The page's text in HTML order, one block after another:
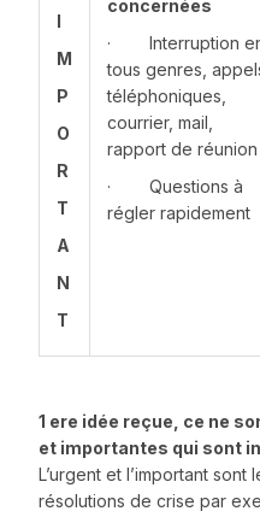
M
P
O
R
T
A
N
T
concernées
· Interruption
tous genres,
téléphoniques,
courrier, mail,
rapport de réunion
· Questions à
régler rapidement
1 ere idée reçue, ce ne
et importantes qui sont
L’urgent et l’important
résolutions de crise par